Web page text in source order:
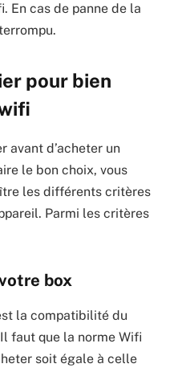
En cas de panne de la
pour bien
avant d’acheter un
le bon choix, vous
les différents critères
Parmi les critères
box
la compatibilité du
faut que la norme Wifi
soit égale à celle